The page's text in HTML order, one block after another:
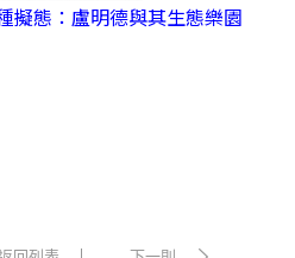
擬態：盧明德與其生態樂園